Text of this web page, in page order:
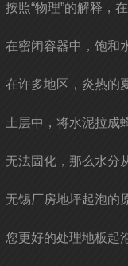
按照“物理”的解释，
在密闭容器中，饱和
在许多地区，炎热的
土层中，将水泥拉成
无法固化，那么水分
无锡厂房地坪起泡的
您更好的处理地板起